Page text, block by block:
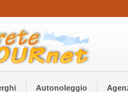
Αutonoleggio